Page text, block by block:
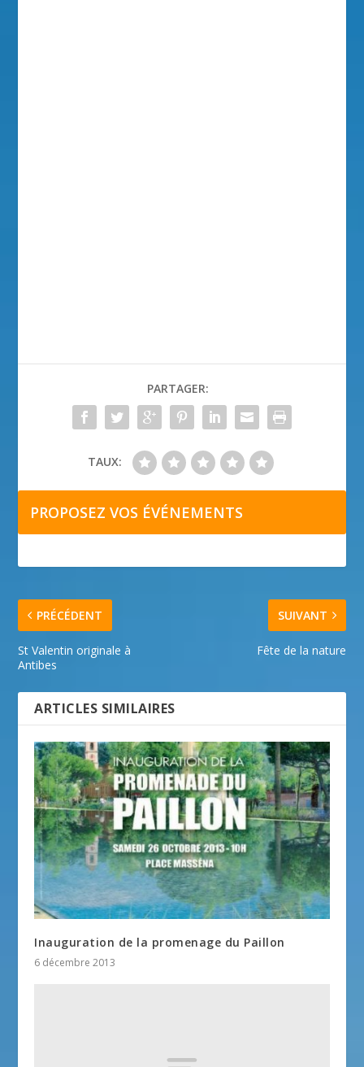
PARTAGER:
TAUX:
PROPOSEZ VOS ÉVÉNEMENTS
PRÉCÉDENT
St Valentin originale à
Antibes
SUIVANT
Fête de la nature
ARTICLES SIMILAIRES
Inauguration de la promenage du Paillon
6 décembre 2013